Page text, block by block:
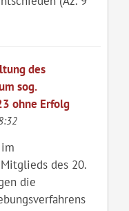
des
sog.
ohne Erfolg
des 20.
die